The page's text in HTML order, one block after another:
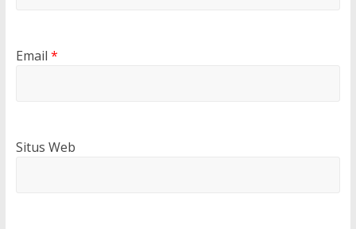
Email *
Situs Web